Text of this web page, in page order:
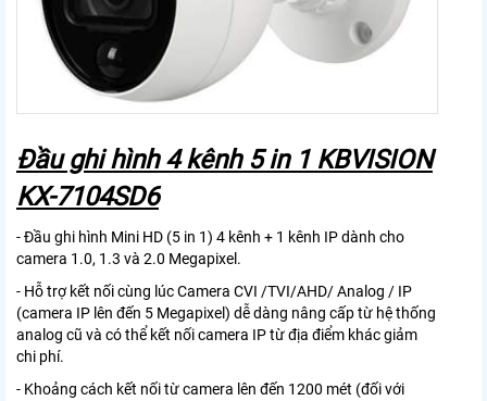
Đầu ghi hình 4 kênh 5 in 1 KBVISION
KX-7104SD6
- Đầu ghi hình Mini HD (5 in 1) 4 kênh + 1 kênh IP dành cho
camera 1.0, 1.3 và 2.0 Megapixel.
- Hỗ trợ kết nối cùng lúc Camera CVI /TVI/AHD/ Analog / IP
(camera IP lên đến 5 Megapixel) dễ dàng nâng cấp từ hệ thống
analog cũ và có thể kết nối camera IP từ địa điểm khác giảm
chi phí.
- Khoảng cách kết nối từ camera lên đến 1200 mét (đối với